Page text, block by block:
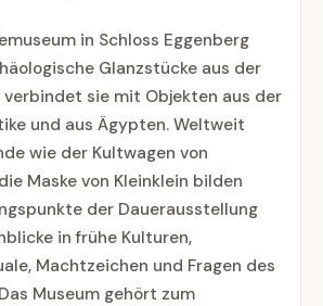
in Schloss Eggenberg
Glanzstücke aus der
verbindet sie mit Objekten aus der
und aus Ägypten. Weltweit
wie der Kultwagen von
Maske von Kleinklein bilden
der Dauerausstellung
in frühe Kulturen,
Machtzeichen und Fragen des
Museum gehört zum